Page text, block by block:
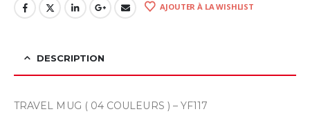
AJOUTER À LA WISHLIST
DESCRIPTION
TRAVEL MUG ( 04 COULEURS ) – YF117